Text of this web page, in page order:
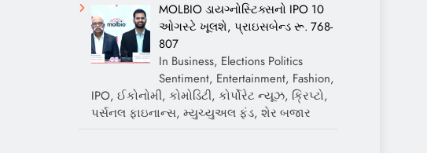
MOLBIO ડાયગ્નોસ્ટિક્સનો IPO 10
ઓગસ્ટે ખૂલશે, પ્રાઇસબેન્ડ રૂ. 768-
807
In Business, Elections Politics
Sentiment, Entertainment, Fashion,
IPO, ઈકોનોમી, કોમોડિટી, કોર્પોરેટ ન્યૂઝ, ક્રિપ્ટો,
પર્સનલ ફાઇનાન્સ, મ્યુચ્યુઅલ ફંડ, શેર બજાર